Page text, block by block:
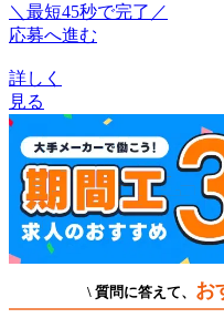
＼最短45秒で完了／
応募へ進む
詳しく
見る
\ 質問に答えて、 お